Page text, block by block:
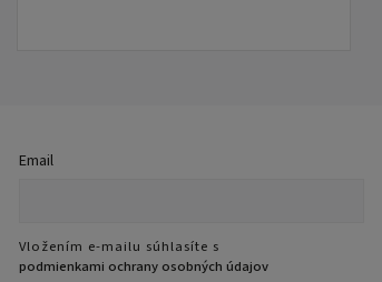
Email
Vložením e-mailu súhlasíte s
podmienkami ochrany osobných údajov